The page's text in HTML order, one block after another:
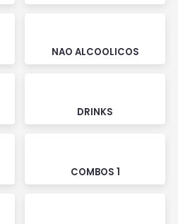
NAO ALCOOLICOS
DRINKS
COMBOS 1